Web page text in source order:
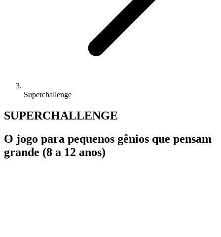
Superchallenge
SUPERCHALLENGE
O jogo para pequenos gênios que pensam
grande (8 a 12 anos)